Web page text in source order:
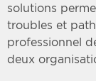
solutions
troubles et
professionnel
deux